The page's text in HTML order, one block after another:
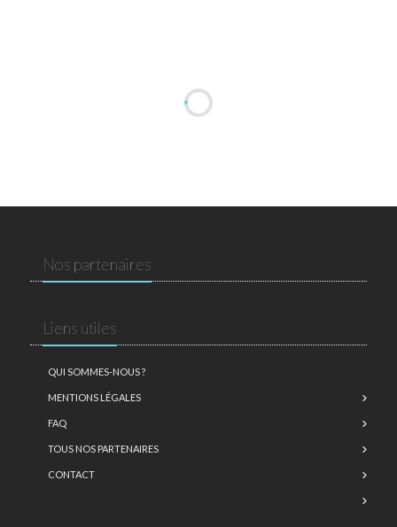
Nos partenaires
Liens utiles
QUI SOMMES-NOUS ?
MENTIONS LÉGALES
FAQ
TOUS NOS PARTENAIRES
CONTACT